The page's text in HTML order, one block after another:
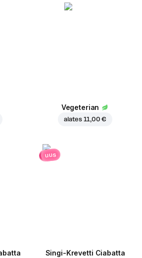
Vegeterian
alates 11,00 €
uus
Singi-Krevetti Ciabatta